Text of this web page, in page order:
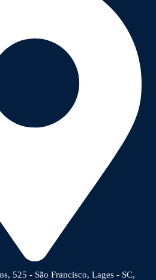
525 - São Francisco, Lages - SC,